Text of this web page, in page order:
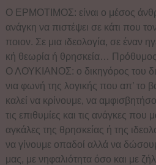
Ο ΕΡΜΟΤΙΜΟΣ: είναι ο μέσος
ανάγκη να πιστέψει σε κάτι που
ποιον. Σε μια ιδεολογία, σε έναν
κή θεωρία ή θρησκεία… Πρόθυμος
Ο ΛΟΥΚΙΑΝΟΣ: ο δικηγόρος του
νια φωνή της λογικής που απ’ το
καλεί να κρίνουμε, να
τις επιθυμίες και τις ανάγκες
αγκάλες της θρησκείας ή της
να γίνουμε οπαδοί αλ­λά να
μας, με νη­φα­λιότητα όσο και με